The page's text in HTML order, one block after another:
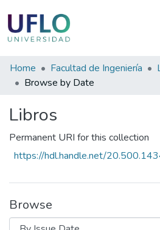
Communities
&
All of RIUFLO
Home Facultad de Ingeniería
Browse by Date
Libros
Permanent URI for this collection
https://hdl.handle.net/
Browse